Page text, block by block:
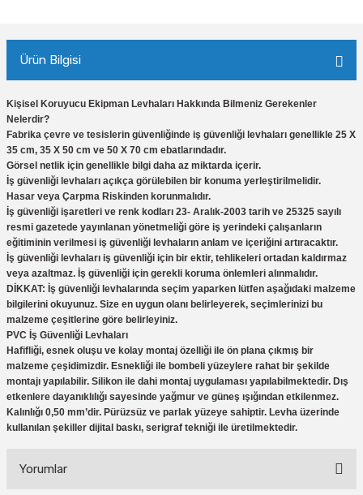
Ürün Bilgisi
Kişisel Koruyucu Ekipman Levhaları Hakkında Bilmeniz Gerekenler
Nelerdir?
Fabrika çevre ve tesislerin güvenliğinde iş güvenliği levhaları genellikle 25 X
35 cm, 35 X 50 cm ve 50 X 70 cm ebatlarındadır.
Görsel netlik için genellikle bilgi daha az miktarda içerir.
İş güvenliği levhaları açıkça görülebilen bir konuma yerleştirilmelidir.
Hasar veya Çarpma Riskinden korunmalıdır.
İş güvenliği işaretleri ve renk kodları 23- Aralık-2003 tarih ve 25325 sayılı
resmi gazetede yayınlanan yönetmeliği göre iş yerindeki çalışanların
eğitiminin verilmesi iş güvenliği levhaların anlam ve içeriğini artıracaktır.
İş güvenliği levhaları iş güvenliği için bir ektir, tehlikeleri ortadan kaldırmaz
veya azaltmaz. İş güvenliği için gerekli koruma önlemleri alınmalıdır.
DİKKAT: İş güvenliği levhalarında seçim yaparken lütfen aşağıdaki malzeme
bilgilerini okuyunuz. Size en uygun olanı belirleyerek, seçimlerinizi bu
malzeme çeşitlerine göre belirleyiniz.
PVC İş Güvenliği Levhaları
Hafifliği, esnek oluşu ve kolay montaj özelliği ile ön plana çıkmış bir
malzeme çeşidimizdir. Esnekliği ile bombeli yüzeylere rahat bir şekilde
montajı yapılabilir. Silikon ile dahi montaj uygulaması yapılabilmektedir. Dış
etkenlere dayanıklılığı sayesinde yağmur ve güneş ışığından etkilenmez.
Kalınlığı 0,50 mm’dir. Pürüzsüz ve parlak yüzeye sahiptir. Levha üzerinde
kullanılan şekiller dijital baskı, serigraf tekniği ile üretilmektedir.
Yorumlar